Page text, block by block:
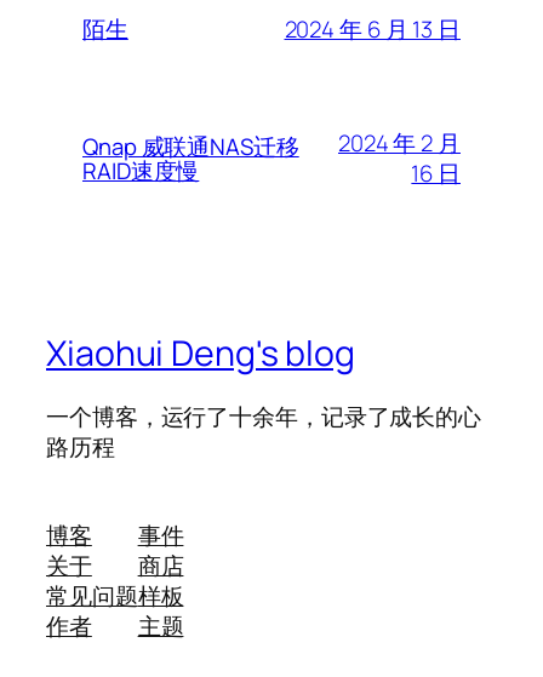
陌生 2024 年 6 月 13 日
Qnap 威联通NAS迁移
RAID速度慢
2024 年 2 月
16 日
Xiaohui Deng's blog
一个博客，运行了十余年，记录了成长的心
路历程
博客
关于
常见问题
作者
事件
商店
样板
主题